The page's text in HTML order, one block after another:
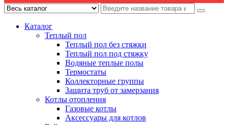
Каталог
Теплый пол
Теплый пол без стяжки
Теплый пол под стяжку
Водяные теплые полы
Термостаты
Коллекторные группы
Защита труб от замерзания
Котлы отопления
Газовые котлы
Аксессуары для котлов